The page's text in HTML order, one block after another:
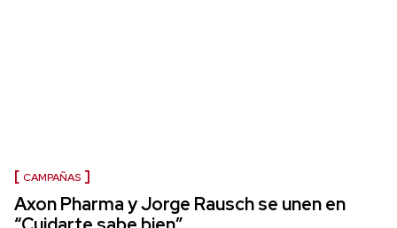
CAMPAÑAS
Axon Pharma y Jorge Rausch se unen en